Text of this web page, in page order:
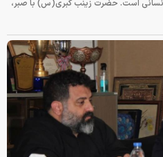
است. حضرت زینب کبری(س) با صبر،